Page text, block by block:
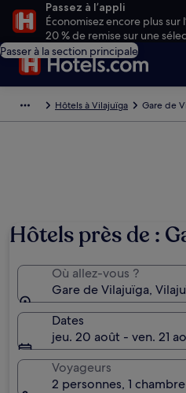
Passez à l’appli
Économisez encore plus sur
20 % de remise sur une
Passer à la section principale
Hôtels à Vilajuïga Gare de
Hôtels près de :
Où allez-vous ?
Gare de Vilajuïga,
Dates
jeu. 20 août - ven. 21
Voyageurs
2 personnes, 1 chambre